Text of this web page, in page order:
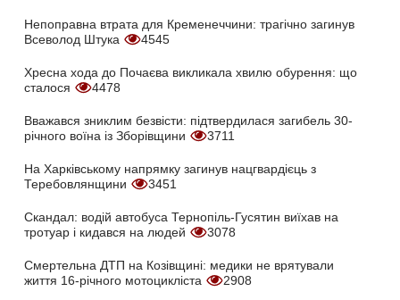
Непоправна втрата для Кременеччини: трагічно загинув
Всеволод Штука
4545
Хресна хода до Почаєва викликала хвилю обурення: що
сталося
4478
Вважався зниклим безвісти: підтвердилася загибель 30-
річного воїна із Зборівщини
3711
На Харківському напрямку загинув нацгвардієць з
Теребовлянщини
3451
Скандал: водій автобуса Тернопіль-Гусятин виїхав на
тротуар і кидався на людей
3078
Смертельна ДТП на Козівщині: медики не врятували
життя 16-річного мотоцикліста
2908